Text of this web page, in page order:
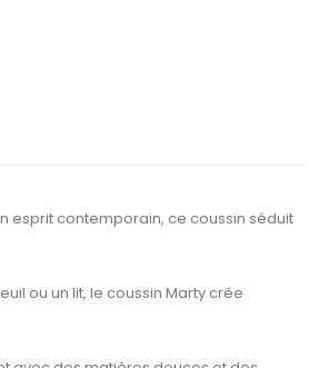
esprit contemporain, ce coussin séduit
ou un lit, le coussin Marty crée